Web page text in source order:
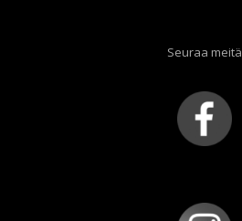
Seuraa meitä